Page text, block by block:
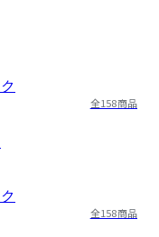
全158商品
全158商品